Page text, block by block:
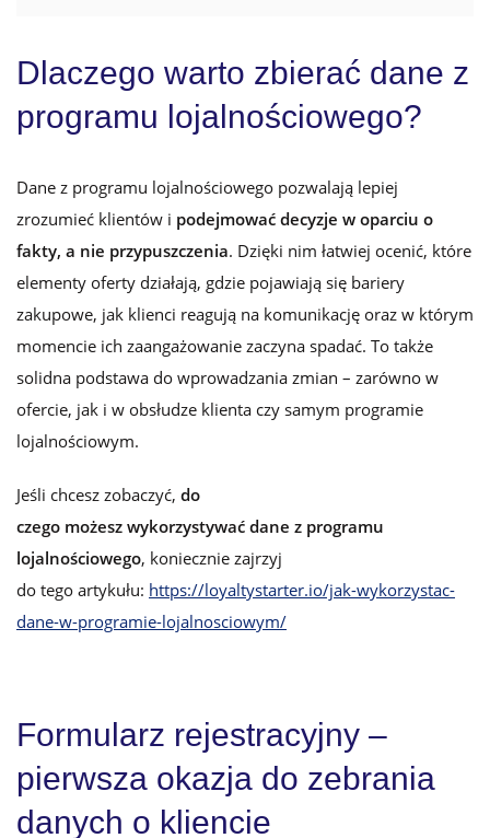
Dlaczego warto zbierać dane z
programu lojalnościowego?
Dane z programu lojalnościowego pozwalają lepiej
zrozumieć klientów i podejmować decyzje w oparciu o
fakty, a nie przypuszczenia. Dzięki nim łatwiej ocenić, które
elementy oferty działają, gdzie pojawiają się bariery
zakupowe, jak klienci reagują na komunikację oraz w którym
momencie ich zaangażowanie zaczyna spadać. To także
solidna podstawa do wprowadzania zmian – zarówno w
ofercie, jak i w obsłudze klienta czy samym programie
lojalnościowym.
Jeśli chcesz zobaczyć, do
czego możesz wykorzystywać dane z programu
lojalnościowego, koniecznie zajrzyj
do tego artykułu: https://loyaltystarter.io/jak-wykorzystac-
dane-w-programie-lojalnosciowym/
Formularz rejestracyjny –
pierwsza okazja do zebrania
danych o kliencie